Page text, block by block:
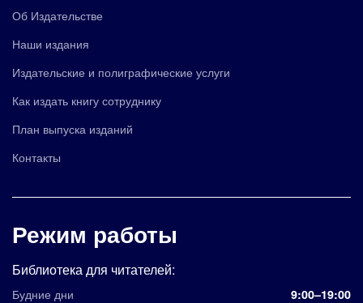
Об Издательстве
Наши издания
Издательские и полиграфические услуги
Как издать книгу сотруднику
План выпуска изданий
Контакты
Режим работы
Библиотека для читателей:
Будние дни 9:00–19:00